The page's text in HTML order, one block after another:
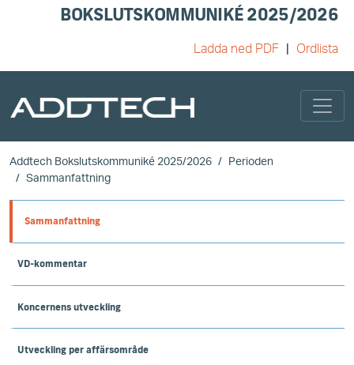
BOKSLUTSKOMMUNIKÉ 2025/2026
Ladda ned PDF Ordlista
Skip to main content
Addtech Bokslutskommuniké 2025/2026
Perioden
Sammanfattning
Sammanfattning
VD-kommentar
Koncernens utveckling
Utveckling per affärsområde